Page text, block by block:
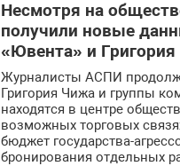
Несмотря на
получили новые
«Ювента» и
Журналисты АСПИ
Григория Чижа и группы
находятся в центре
возможных торговых
бюджет государства-
бронирования отдельных